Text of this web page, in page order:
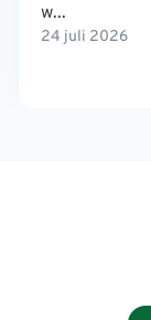
w...
24 juli 2026